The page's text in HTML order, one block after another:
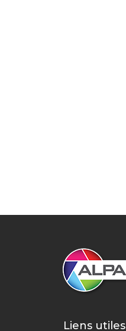
Liens utiles